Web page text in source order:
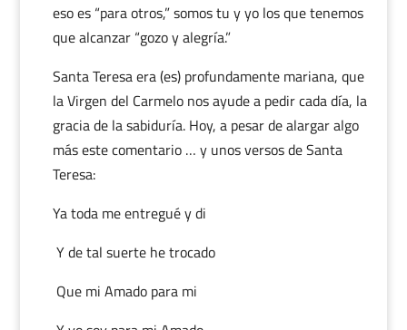
eso es “para otros,” somos tu y yo los que tenemos
que alcanzar “gozo y alegría.”
Santa Teresa era (es) profundamente mariana, que
la Virgen del Carmelo nos ayude a pedir cada día, la
gracia de la sabiduría. Hoy, a pesar de alargar algo
más este comentario … y unos versos de Santa
Teresa:
Ya toda me entregué y di
Y de tal suerte he trocado
Que mi Amado para mi